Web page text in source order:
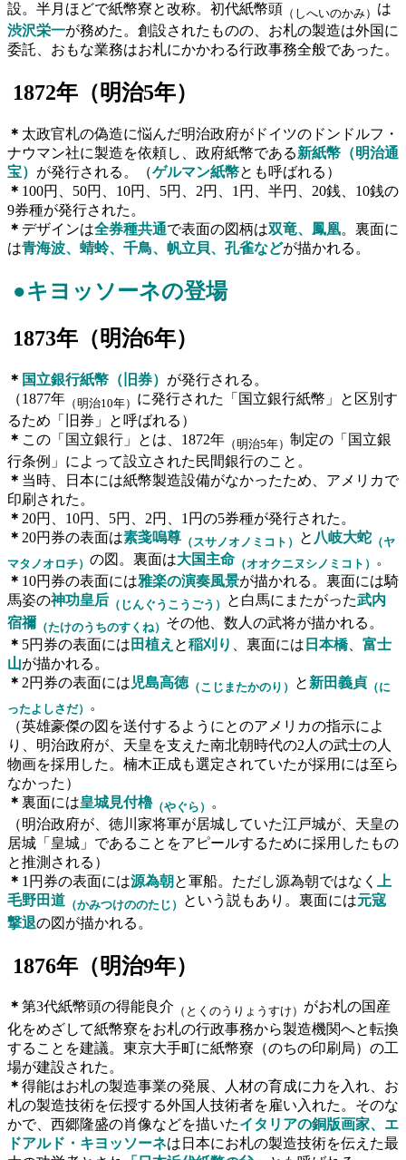
設。半月ほどで紙幣寮と改称。初代紙幣頭 （しへいのかみ） は
渋沢栄一が務めた。創設されたものの、お札の製造は外国に
委託、おもな業務はお札にかかわる行政事務全般であった。
1872年（明治5年）
＊ 太政官札の偽造に悩んだ明治政府がドイツのドンドルフ・
ナウマン社に製造を依頼し、政府紙幣である新紙幣（明治通
宝） が発行される。（ゲルマン紙幣とも呼ばれる）
＊ 100円、50円、10円、5円、2円、1円、半円、20銭、10銭の
9券種が発行された。
＊ デザインは全券種共通で表面の図柄は双竜、鳳凰。裏面に
は青海波、 蜻蛉、 千鳥、 帆立貝、 孔雀などが描かれる。
●キヨッソーネの登場
1873年（明治6年）
＊ 国立銀行紙幣（旧券） が発行される。
（1877年 （明治10年） に発行された「国立銀行紙幣」と区別す
るため「旧券」と呼ばれる）
＊ この「国立銀行」とは、1872年 （明治5年） 制定の「国立銀
行条例」によって設立された民間銀行のこと。
＊ 当時、日本には紙幣製造設備がなかったため、アメリカで
印刷された。
＊ 20円、10円、5円、2円、1円の5券種が発行された。
＊ 20円券の表面は素戔嗚尊 （スサノオノミコト） と 八岐大蛇 （ヤ
マタノオロチ） の図。裏面は大国主命 （オオクニヌシノミコト）
。
＊ 10円券の表面には雅楽の演奏風景が描かれる。裏面には騎
馬姿の神功皇后 （じんぐうこうごう） と白馬にまたがった武内
宿禰 （たけのうちのすくね） その他、数人の武将が描かれる。
＊ 5円券の表面には 田植え と稲刈り 、裏面には 日本橋、 富士
山が描かれる。
＊ 2円券の表面には 児島高徳（こじまたかのり） と 新田義貞 （に
ったよしさだ）
。
（英雄豪傑の図を送付するようにとのアメリカの指示によ
り、明治政府が、天皇を支えた南北朝時代の2人の武士の人
物画を採用した。楠木正成も選定されていたが採用には至ら
なかった）
＊ 裏面には皇城見付櫓（やぐら）
。
（明治政府が、徳川家将軍が居城していた江戸城が、天皇の
居城「皇城」であることをアピールするために採用したもの
と推測される）
＊ 1円券の表面には源為朝 と軍船。ただし源為朝ではなく 上
毛野田道 （かみつけののたじ） という説もあり。裏面には元寇
撃退の図が描かれる。
1876年（明治9年）
＊ 第3代紙幣頭の得能良介 （とくのうりょうすけ） がお札の国産
化をめざして紙幣寮をお札の行政事務から製造機関へと転換
することを建議。東京大手町に紙幣寮（のちの印刷局）の工
場が建設された。
＊ 得能はお札の製造事業の発展、人材の育成に力を入れ、お
札の製造技術を伝授する外国人技術者を雇い入れた。そのな
かで、西郷隆盛の肖像などを描いたイタリアの銅版画家、エ
ドアルド・キヨッソーネは日本にお札の製造技術を伝えた最